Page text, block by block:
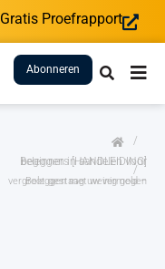
Gratis Proefrapport
Abonneren
/
Beleggen in aandelen voor beginners [HANDLEIDING]
/
Beleggen met weinig geld – vergroot gestaag uw vermogen